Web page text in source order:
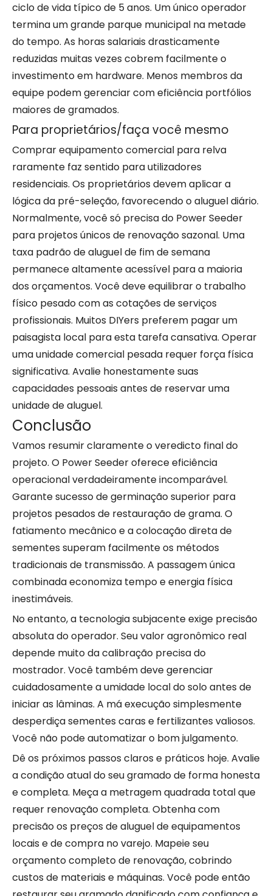
ciclo de vida típico de 5 anos. Um único operador
termina um grande parque municipal na metade
do tempo. As horas salariais drasticamente
reduzidas muitas vezes cobrem facilmente o
investimento em hardware. Menos membros da
equipe podem gerenciar com eficiência portfólios
maiores de gramados.
Para proprietários/faça você mesmo
Comprar equipamento comercial para relva
raramente faz sentido para utilizadores
residenciais. Os proprietários devem aplicar a
lógica da pré-seleção, favorecendo o aluguel diário.
Normalmente, você só precisa do Power Seeder
para projetos únicos de renovação sazonal. Uma
taxa padrão de aluguel de fim de semana
permanece altamente acessível para a maioria
dos orçamentos. Você deve equilibrar o trabalho
físico pesado com as cotações de serviços
profissionais. Muitos DIYers preferem pagar um
paisagista local para esta tarefa cansativa. Operar
uma unidade comercial pesada requer força física
significativa. Avalie honestamente suas
capacidades pessoais antes de reservar uma
unidade de aluguel.
Conclusão
Vamos resumir claramente o veredicto final do
projeto. O Power Seeder oferece eficiência
operacional verdadeiramente incomparável.
Garante sucesso de germinação superior para
projetos pesados ​​de restauração de grama. O
fatiamento mecânico e a colocação direta de
sementes superam facilmente os métodos
tradicionais de transmissão. A passagem única
combinada economiza tempo e energia física
inestimáveis.
No entanto, a tecnologia subjacente exige precisão
absoluta do operador. Seu valor agronômico real
depende muito da calibração precisa do
mostrador. Você também deve gerenciar
cuidadosamente a umidade local do solo antes de
iniciar as lâminas. A má execução simplesmente
desperdiça sementes caras e fertilizantes valiosos.
Você não pode automatizar o bom julgamento.
Dê os próximos passos claros e práticos hoje. Avalie
a condição atual do seu gramado de forma honesta
e completa. Meça a metragem quadrada total que
requer renovação completa. Obtenha com
precisão os preços de aluguel de equipamentos
locais e de compra no varejo. Mapeie seu
orçamento completo de renovação, cobrindo
custos de materiais e máquinas. Você pode então